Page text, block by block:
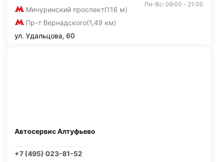
Мичуринский проспект(116 м)
Пр-т Вернадского(1,49 км)
Пн-Вс: 09:00 - 21:00
ул. Удальцова, 60
Автосервис Алтуфьево
+7 (495) 023-81-52